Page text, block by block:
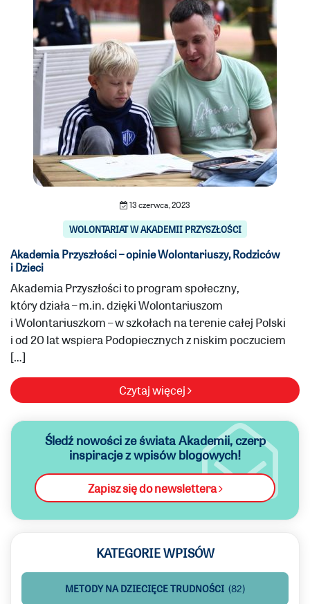
13 czerwca, 2023
WOLONTARIAT W AKADEMII PRZYSZŁOŚCI
Akademia Przyszłości – opinie Wolontariuszy, Rodziców
i Dzieci
Akademia Przyszłości to program społeczny,
który działa – m.in. dzięki Wolontariuszom
i Wolontariuszkom – w szkołach na terenie całej Polski
i od 20 lat wspiera Podopiecznych z niskim poczuciem
[…]
Czytaj więcej
Śledź nowości ze świata Akademii,czerp
inspiracje z wpisów blogowych!
Zapisz się do newslettera
KATEGORIE WPISÓW
METODY NA DZIECIĘCE TRUDNOŚCI (82)